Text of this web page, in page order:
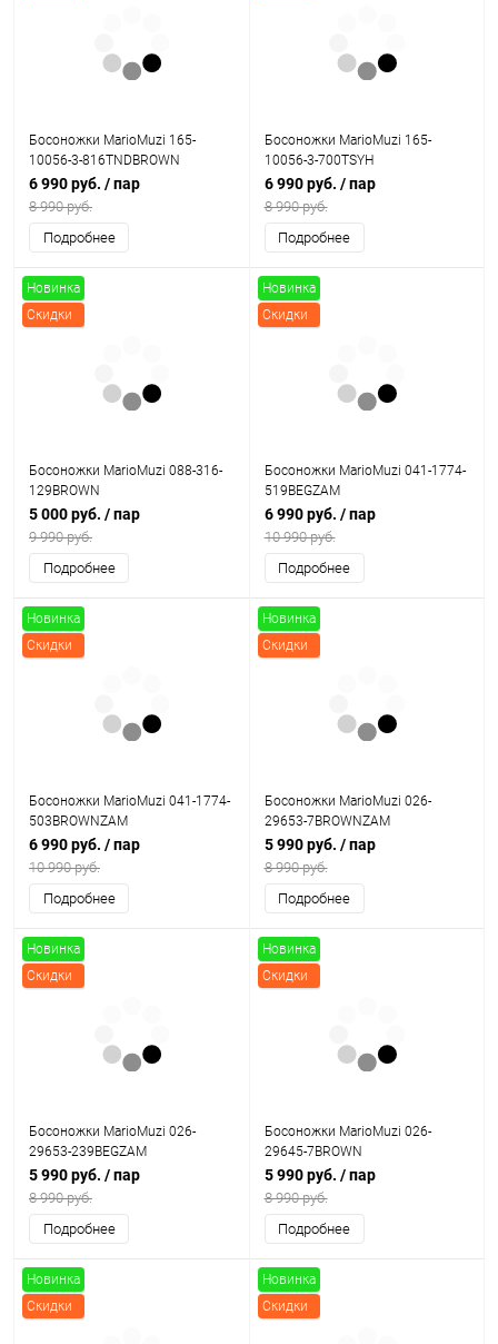
Босоножки MarioMuzi 165-
10056-3-816TNDBROWN
6 990 руб. / пар
8 990 руб.
Подробнее
Босоножки MarioMuzi 165-
10056-3-700TSYH
6 990 руб. / пар
8 990 руб.
Подробнее
Новинка
Скидки
Босоножки MarioMuzi 088-316-
129BROWN
5 000 руб. / пар
9 990 руб.
Подробнее
Новинка
Скидки
Босоножки MarioMuzi 041-1774-
519BEGZAM
6 990 руб. / пар
10 990 руб.
Подробнее
Новинка
Скидки
Босоножки MarioMuzi 041-1774-
503BROWNZAM
6 990 руб. / пар
10 990 руб.
Подробнее
Новинка
Скидки
Босоножки MarioMuzi 026-
29653-7BROWNZAM
5 990 руб. / пар
8 990 руб.
Подробнее
Новинка
Скидки
Босоножки MarioMuzi 026-
29653-239BEGZAM
5 990 руб. / пар
8 990 руб.
Подробнее
Новинка
Скидки
Босоножки MarioMuzi 026-
29645-7BROWN
5 990 руб. / пар
8 990 руб.
Подробнее
Новинка
Скидки
Новинка
Скидки